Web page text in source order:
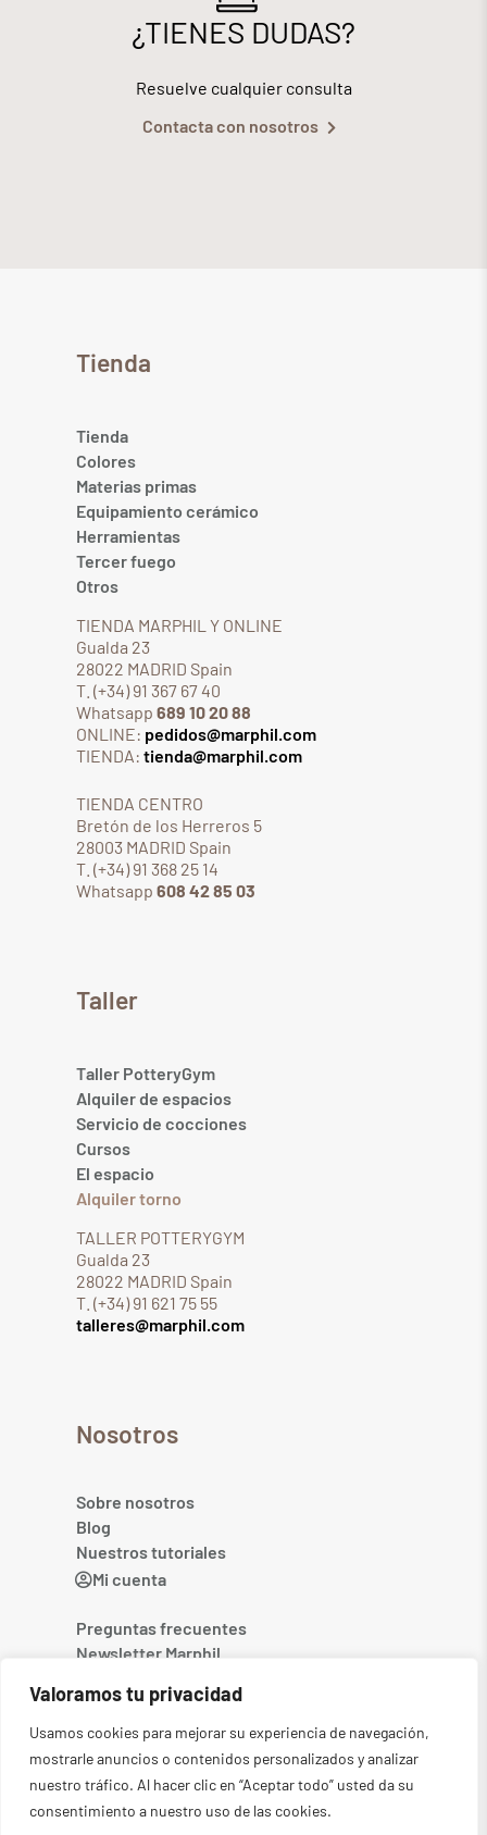
Valoramos tu privacidad
Usamos cookies para mejorar su experiencia de navegación,
mostrarle anuncios o contenidos personalizados y analizar
nuestro tráfico. Al hacer clic en “Aceptar todo” usted da su
consentimiento a nuestro uso de las cookies.
¿TIENES DUDAS?
Resuelve cualquier consulta
Contacta con nosotros
Tienda
Tienda
Colores
Materias primas
Equipamiento cerámico
Herramientas
Tercer fuego
Otros
TIENDA MARPHIL Y ONLINE
Gualda 23
28022 MADRID Spain
T. (+34) 91 367 67 40
Whatsapp 689 10 20 88
ONLINE: pedidos@marphil.com
TIENDA: tienda@marphil.com
TIENDA CENTRO
Bretón de los Herreros 5
28003 MADRID Spain
T. (+34) 91 368 25 14
Whatsapp 608 42 85 03
Taller
Taller PotteryGym
Alquiler de espacios
Servicio de cocciones
Cursos
El espacio
Alquiler torno
TALLER POTTERYGYM
Gualda 23
28022 MADRID Spain
T. (+34) 91 621 75 55
talleres@marphil.com
Nosotros
Sobre nosotros
Blog
Nuestros tutoriales
Mi cuenta
Preguntas frecuentes
Newsletter Marphil
©2026MARPHIL. Todos los derechos reservados